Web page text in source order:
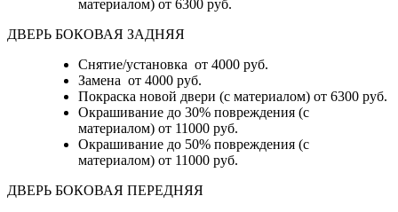
материалом) от 6300 руб.
ДВЕРЬ БОКОВАЯ ЗАДНЯЯ
Снятие/установка от 4000 руб.
Замена от 4000 руб.
Покраска новой двери (с материалом) от 6300 руб.
Окрашивание до 30% повреждения (с
материалом) от 11000 руб.
Окрашивание до 50% повреждения (с
материалом) от 11000 руб.
ДВЕРЬ БОКОВАЯ ПЕРЕДНЯЯ